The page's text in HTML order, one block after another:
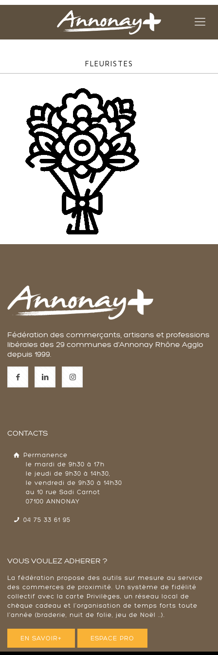
FLEURISTES
Fédération des commerçants, artisans et professions
libérales des 29 communes d'Annonay Rhône Agglo
depuis 1999.
CONTACTS
Permanence
le mardi de 9h30 à 17h
le jeudi de 9h30 à 14h30,
le vendredi de 9h30 à 14h30
au 10 rue Sadi Carnot
07100 ANNONAY
04 75 33 61 95
VOUS VOULEZ ADHERER ?
La fédération propose des outils sur mesure au service
des commerces de proximité. Un système de fidélité
collectif avec la carte Privilèges, un réseau local de
chèque cadeau et l'organisation de temps forts toute
l’année (braderie, nuit de folie, jeu de Noël ..).
EN SAVOIR+ ESPACE PRO